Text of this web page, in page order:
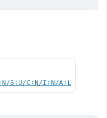
S:U/C:N/I:N/A:L